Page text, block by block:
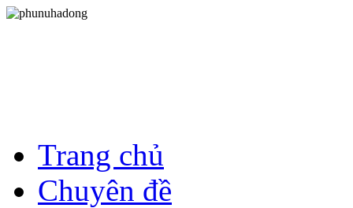
Trang chủ
Chuyên đề